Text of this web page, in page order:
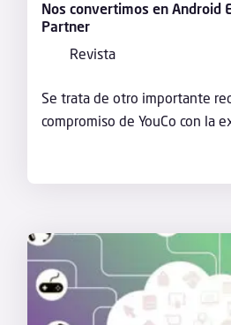
Nos convertimos en Android
Partner
Revista
Se trata de otro importante
compromiso de YouCo con la